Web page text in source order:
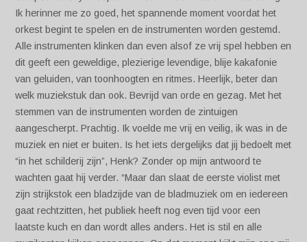
Ik herinner me zo goed, het spannende moment voordat het
orkest begint te spelen en de instrumenten worden gestemd.
Alle instrumenten klinken dan even alsof ze vrij spel hebben en
dit geeft een geweldige, plezierige levendige, blije kakafonie
van geluiden, van toonhoogten en ritmes. Heerlijk, beter dan
welk muziekstuk dan ook. Bevrijd van orde en gezag. Met het
stemmen van de instrumenten worden de zintuigen
aangescherpt. Prachtig. Ik voelde me vrij en veilig, ik was in de
muziek en niet er buiten. Is het iets dergelijks dat jij bedoelt met
“in het schilderij zijn”, Henk? Zonder op mijn antwoord te
wachten gaat hij verder. “Maar dan slaat de eerste violist met
zijn strijkstok een bladzijde van de bladmuziek om en iedereen
gaat rechtzitten, het publiek heeft nog even tijd voor een
laatste kuch en dan wordt alles anders. Het is stil en alle